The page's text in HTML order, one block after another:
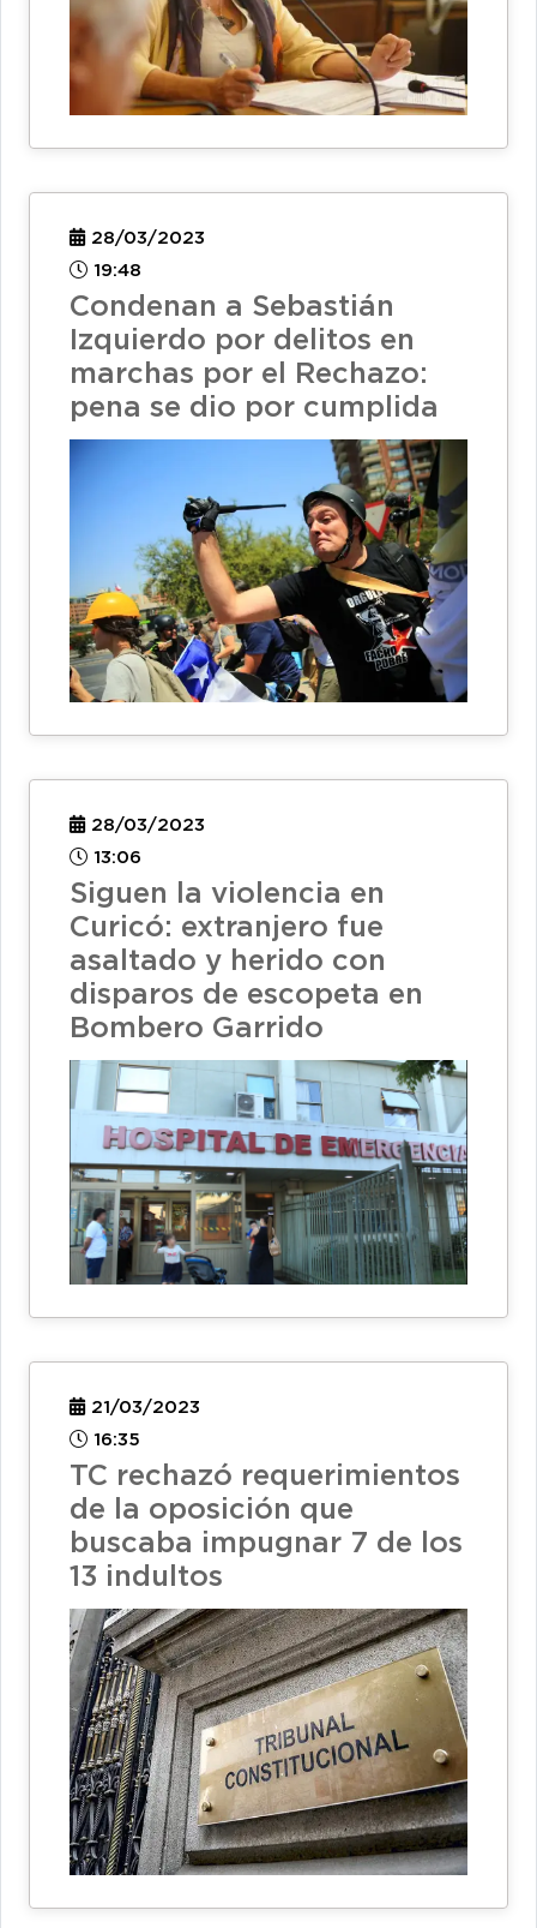
28/03/2023
19:48
Condenan a Sebastián
Izquierdo por delitos en
marchas por el Rechazo:
pena se dio por cumplida
28/03/2023
13:06
Siguen la violencia en
Curicó: extranjero fue
asaltado y herido con
disparos de escopeta en
Bombero Garrido
21/03/2023
16:35
TC rechazó requerimientos
de la oposición que
buscaba impugnar 7 de los
13 indultos